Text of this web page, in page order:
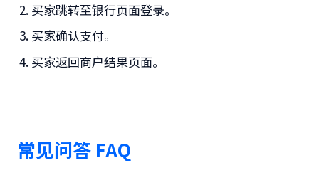
买家跳转至银行页面登录。
买家确认支付。
买家返回商户结果页面。
常见问答 FAQ